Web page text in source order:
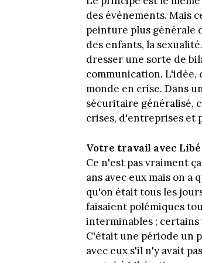
des événements. Mais
peinture plus générale
des enfants, la
dresser une sorte de
communication. L'idée,
monde en crise. Dans
sécuritaire généralisé,
crises, d'entreprises et
Votre travail avec Libé
Ce n'est pas vraiment
ans avec eux mais on
qu'on était tous les
faisaient polémiques
interminables ; certains
C'était une période un
avec eux s'il n'y avait